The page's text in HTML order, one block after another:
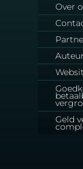
Over
Geld